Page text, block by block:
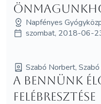
Napfényes
szombat, 2018-06-
Szabó Norbert,
A bennünk
felébresztése